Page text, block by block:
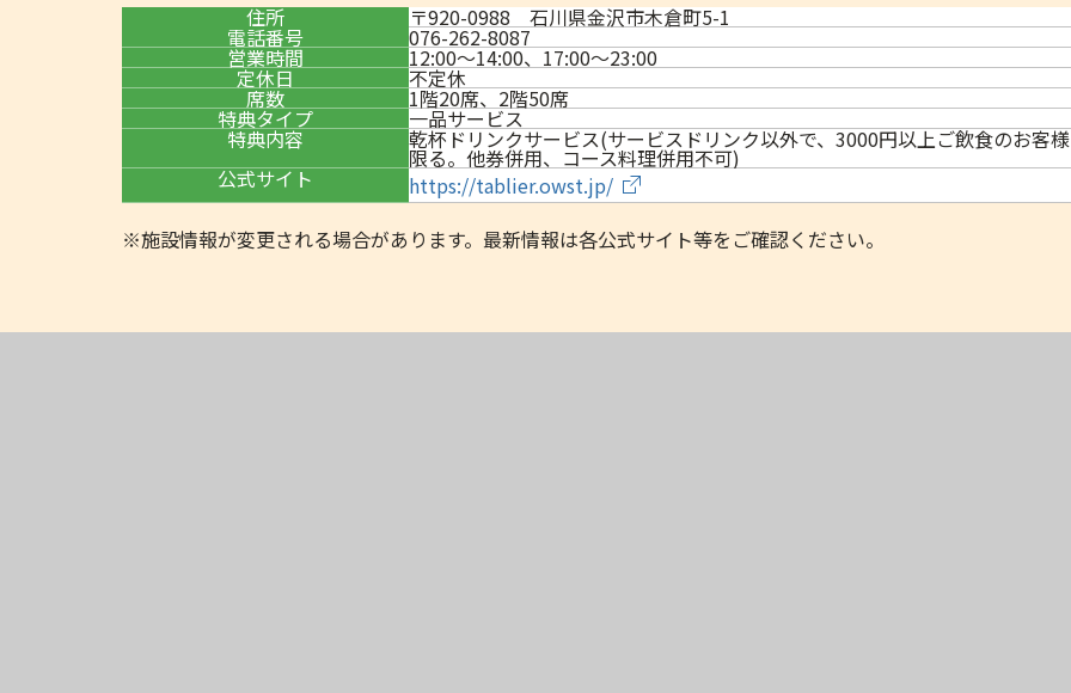
住所 〒920-0988 石川県金沢市木倉町5-1
電話番号 076-262-8087
営業時間 12:00～14:00、17:00～23:00
定休日 不定休
席数 1階20席、2階50席
特典タイプ 一品サービス
特典内容 乾杯ドリンクサービス(サービスドリンク以外で、3000円以上ご飲食のお客
限る。他券併用、コース料理併用不可)
公式サイト
https://tablier.owst.jp/
※施設情報が変更される場合があります。最新情報は各公式サイト等をご確認ください。